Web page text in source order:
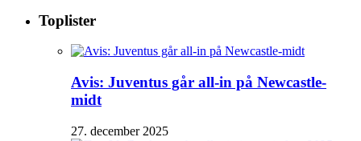
Toplister
Avis: Juventus går all-in på Newcastle-
midt
27. december 2025